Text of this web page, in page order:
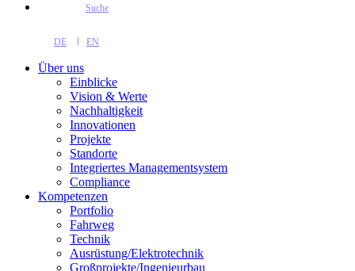
Suche
DE EN
Über uns
Einblicke
Vision & Werte
Nachhaltigkeit
Innovationen
Projekte
Standorte
Integriertes Managementsystem
Compliance
Kompetenzen
Portfolio
Fahrweg
Technik
Ausrüstung/Elektrotechnik
Großprojekte/Ingenieurbau